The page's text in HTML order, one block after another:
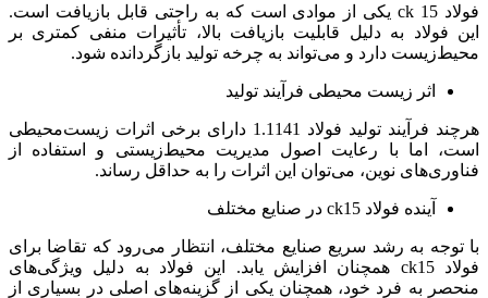
فولاد ck 15 یکی از موادی است که به راحتی قابل بازیافت است.
این فولاد به دلیل قابلیت بازیافت بالا، تأثیرات منفی کمتری بر
محیط‌زیست دارد و می‌تواند به چرخه تولید بازگردانده شود.
اثر زیست‌ محیطی فرآیند تولید
هرچند فرآیند تولید فولاد 1.1141 دارای برخی اثرات زیست‌محیطی
است، اما با رعایت اصول مدیریت محیط‌زیستی و استفاده از
فناوری‌های نوین، می‌توان این اثرات را به حداقل رساند.
آینده فولاد ck15 در صنایع مختلف
با توجه به رشد سریع صنایع مختلف، انتظار می‌رود که تقاضا برای
فولاد ck15 همچنان افزایش یابد. این فولاد به دلیل ویژگی‌های
منحصر به فرد خود، همچنان یکی از گزینه‌های اصلی در بسیاری از